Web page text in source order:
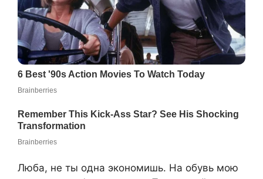
Люба, не ты одна экономишь. На обувь мою